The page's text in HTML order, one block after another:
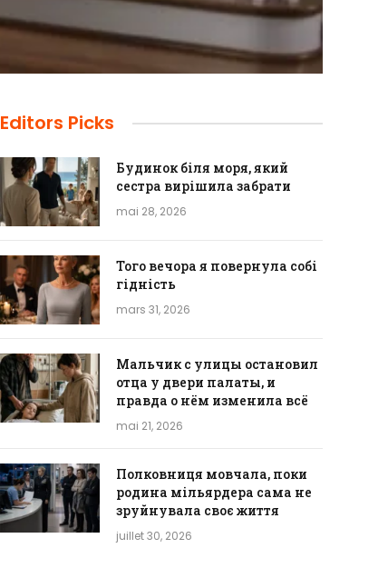
Editors Picks
Будинок біля моря, який
сестра вирішила забрати
mai 28, 2026
Того вечора я повернула собі
гідність
mars 31, 2026
Мальчик с улицы остановил
отца у двери палаты, и
правда о нём изменила всё
mai 21, 2026
Полковниця мовчала, поки
родина мільярдера сама не
зруйнувала своє життя
juillet 30, 2026